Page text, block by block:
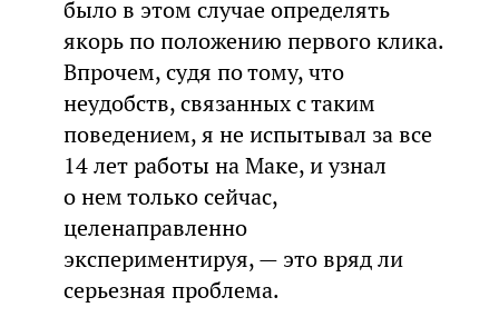
было в этом случае определять
якорь по положению первого клика.
Впрочем, судя по тому, что
неудобств, связанных с таким
поведением, я не испытывал за все
14 лет работы на Маке, и узнал
о нем только сейчас,
целенаправленно
экспериментируя, — это вряд ли
серьезная проблема.